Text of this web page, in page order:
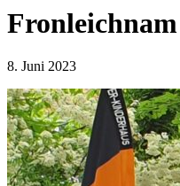
Fronleichnam
8. Juni 2023